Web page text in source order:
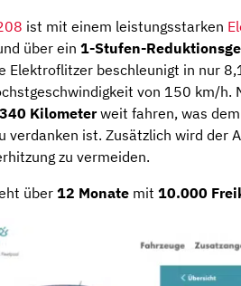
ist mit einem leistungsstarken
über ein 1-Stufen-
Elektroflitzer beschleunigt in nur
von 150 km/h.
340 Kilometerweit fahren, was
verdanken ist. Zusätzlich wird der
zu vermeiden.
über12 Monate mit 10.000